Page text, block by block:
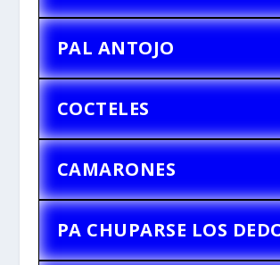
PAL ANTOJO
COCTELES
CAMARONES
PA CHUPARSE LOS